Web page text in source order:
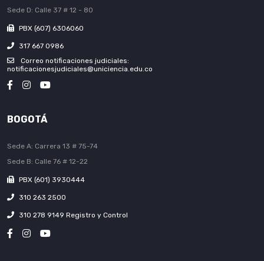
Sede D: Calle 37 # 12 - 80
PBX (607) 6306060
317 667 0986
Correo notificaciones judiciales:
notificacionesjudiciales@uniciencia.edu.co
BOGOTÁ
Sede A: Carrera 13 # 75-74
Sede B: Calle 76 # 12-22
PBX (601) 3930444
310 263 2500
310 278 9149 Registro y Control